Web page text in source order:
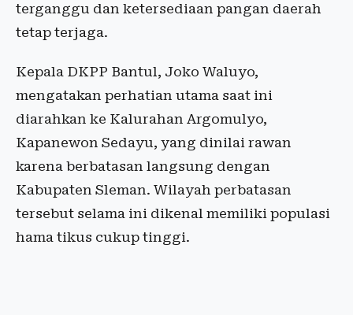
terganggu dan ketersediaan pangan daerah
tetap terjaga.
Kepala DKPP Bantul, Joko Waluyo,
mengatakan perhatian utama saat ini
diarahkan ke Kalurahan Argomulyo,
Kapanewon Sedayu, yang dinilai rawan
karena berbatasan langsung dengan
Kabupaten Sleman. Wilayah perbatasan
tersebut selama ini dikenal memiliki populasi
hama tikus cukup tinggi.